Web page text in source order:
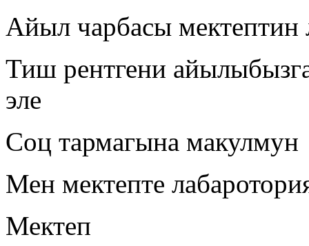
Айыл чарбасы мектептин
Тиш рентгени
эле
Соц тармагына макулмун
Мен мектепте
Мектеп